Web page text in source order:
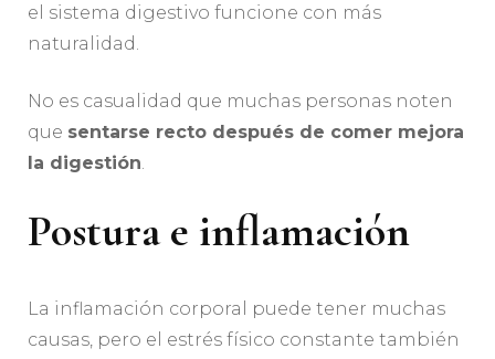
el sistema digestivo funcione con más
naturalidad.
No es casualidad que muchas personas noten
que sentarse recto después de comer mejora
la digestión.
Postura e inflamación
La inflamación corporal puede tener muchas
causas, pero el estrés físico constante también